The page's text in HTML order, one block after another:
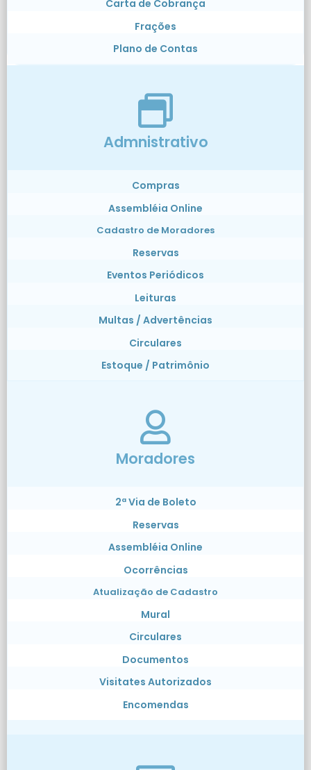
Carta de Cobrança
Frações
Plano de Contas
Admnistrativo
Compras
Assembléia Online
Cadastro de Moradores
Reservas
Eventos Periódicos
Leituras
Multas / Advertências
Circulares
Estoque / Patrimônio
Moradores
2ª Via de Boleto
Reservas
Assembléia Online
Ocorrências
Atualização de Cadastro
Mural
Circulares
Documentos
Visitates Autorizados
Encomendas